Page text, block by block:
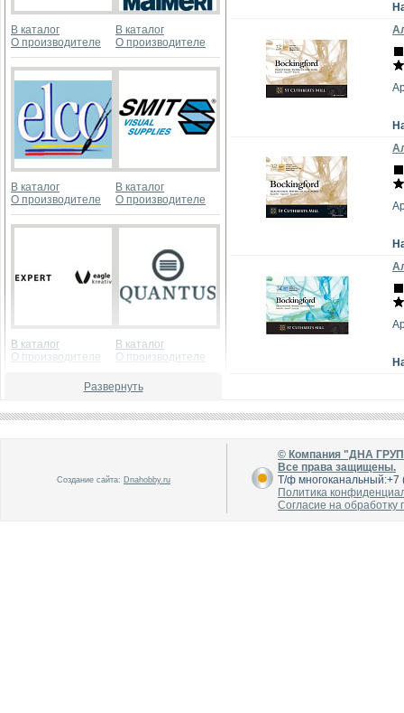
В каталог
О производителе
В каталог
О производителе
В каталог
О производителе
В каталог
О производителе
В каталог
О производителе
В каталог
О производителе
Развернуть
Создание сайта: Dnahobby.ru
© Компания "ДНА
Все права защищены.
Т/ф
Политика
Согласие на